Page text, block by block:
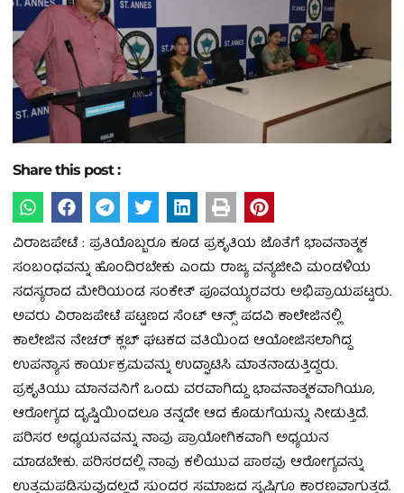
Share this post :
ವಿರಾಜಪೇಟೆ : ಪ್ರತಿಯೊಬ್ಬರೂ ಕೂಡ ಪ್ರಕೃತಿಯ ಜೊತೆಗೆ ಭಾವನಾತ್ಮಕ
ಸಂಬಂಧವನ್ನು ಹೊಂದಿರಬೇಕು ಎಂದು ರಾಜ್ಯ ವನ್ಯಜೀವಿ ಮಂಡಳಿಯ
ಸದಸ್ಯರಾದ ಮೇರಿಯಂಡ ಸಂಕೇತ್ ಪೂವಯ್ಯರವರು ಅಭಿಪ್ರಾಯಪಟ್ಟರು.
ಅವರು ವಿರಾಜಪೇಟೆ ಪಟ್ಟಣದ ಸೆಂಟ್ ಆನ್ಸ್ ಪದವಿ ಕಾಲೇಜಿನಲ್ಲಿ
ಕಾಲೇಜಿನ ನೇಚರ್ ಕ್ಲಬ್ ಘಟಕದ ವತಿಯಿಂದ ಆಯೋಜಿಸಲಾಗಿದ್ದ
ಉಪನ್ಯಾಸ ಕಾರ್ಯಕ್ರಮವನ್ನು ಉದ್ಘಾಟಿಸಿ ಮಾತನಾಡುತ್ತಿದ್ದರು.
ಪ್ರಕೃತಿಯು ಮಾನವನಿಗೆ ಒಂದು ವರವಾಗಿದ್ದು ಭಾವನಾತ್ಮಕವಾಗಿಯೂ,
ಆರೋಗ್ಯದ ದೃಷ್ಟಿಯಿಂದಲೂ ತನ್ನದೇ ಆದ ಕೊಡುಗೆಯನ್ನು ನೀಡುತ್ತಿದೆ.
ಪರಿಸರ ಅಧ್ಯಯನವನ್ನು ನಾವು ಪ್ರಾಯೋಗಿಕವಾಗಿ ಅಧ್ಯಯನ
ಮಾಡಬೇಕು. ಪರಿಸರದಲ್ಲಿ ನಾವು ಕಲಿಯುವ ಪಾಠವು ಆರೋಗ್ಯವನ್ನು
ಉತ್ತಮಪಡಿಸುವುದಲ್ಲದೆ ಸುಂದರ ಸಮಾಜದ ಸೃಷ್ಟಿಗೂ ಕಾರಣವಾಗುತ್ತದೆ.